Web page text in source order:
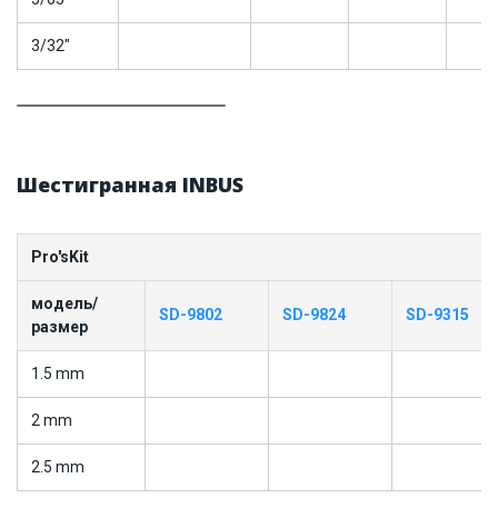
3/32"
Шестигранная INBUS
Pro'sKit
модель/
размер
SD-9802 SD-9824 SD-9315
1.5 mm
2 mm
2.5 mm